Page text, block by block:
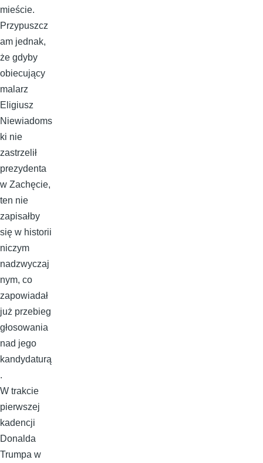
mieście.
Przypuszcz
am jednak,
że gdyby
obiecujący
malarz
Eligiusz
Niewiadoms
ki nie
zastrzelił
prezydenta
w Zachęcie,
ten nie
zapisałby
się w historii
niczym
nadzwyczaj
nym, co
zapowiadał
już przebieg
głosowania
nad jego
kandydaturą
.
W trakcie
pierwszej
kadencji
Donalda
Trumpa w